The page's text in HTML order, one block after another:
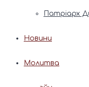
Патріарх
Новини
Молитва